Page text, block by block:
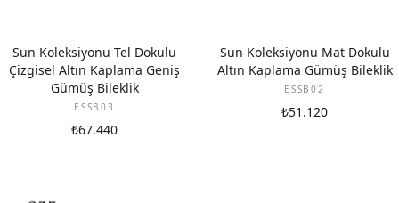
Sun Koleksiyonu Tel Dokulu
Çizgisel Altın Kaplama Geniş
Gümüş Bileklik
ESSB03
₺67.440
Sun Koleksiyonu Mat Dokulu
Altın Kaplama Gümüş Bileklik
ESSB02
₺51.120